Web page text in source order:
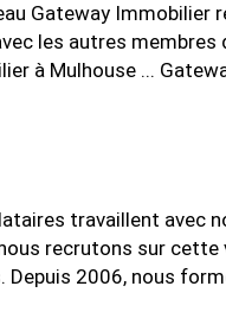
Gateway Immobilier
les autres membres
à Mulhouse ...
travaillent avec
recrutons sur cette
Depuis 2006, nous